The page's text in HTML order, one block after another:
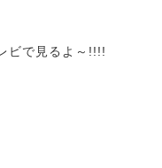
ビで見るよ～!!!!